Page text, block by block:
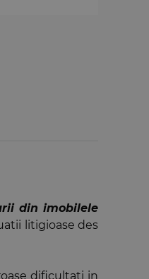
din imobilele
litigioase des
dificultati in